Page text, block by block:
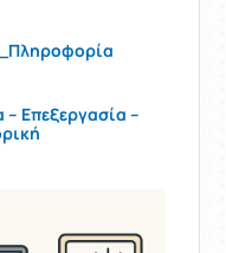
Επεξεργασία –